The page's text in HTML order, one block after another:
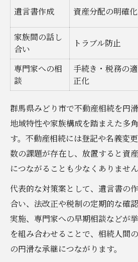
登記義務化を見据えた不
名義変更や相続税申告の負担
不動産相続における名義
の手順まとめ
名義変更時の負担を軽減
不動産相続の費用負担を
工夫
名義変更と相続税対策の
遺産分割のトラブルを防ぎ円
円滑な遺産分割を実現す
夫
遺産分割のトラブルを
不動産相続で揉め事を避
遺言書作成 資産分配の明確化
家族間の話し
合い
トラブル防止
専門家への相
談
手続き・税務の適
正化
群馬県みどり市で不動産相続を円
地域特性や家族構成を踏まえた多
す。不動産相続には登記や名義変
数の課題が存在し、放置すると資
につながることも少なくありません
代表的な対策案として、遺言書の
合い、法改正や税制の定期的な確
実施、専門家への早期相談などが
を組み合わせることで、相続人間
の円滑な承継につながります。